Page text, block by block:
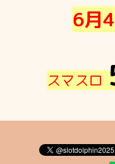
6月
スマスロ